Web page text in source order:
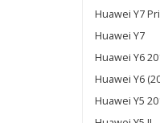
Huawei Y7
Huawei Y7
Huawei Y6
Huawei Y6
Huawei Y5